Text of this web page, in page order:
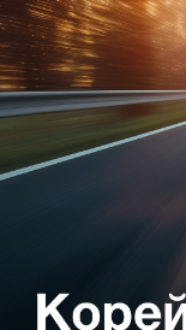
Ширина, мм
Все
Запись на сервис
Комплексная
Замена масла в